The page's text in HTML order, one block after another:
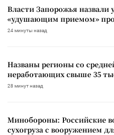
Власти Запорожья
«удушающим приемом»
24 минуты назад
Названы регионы со
неработающих свыше 35
28 минут назад
Минобороны: Российские
сухогруза с вооружением